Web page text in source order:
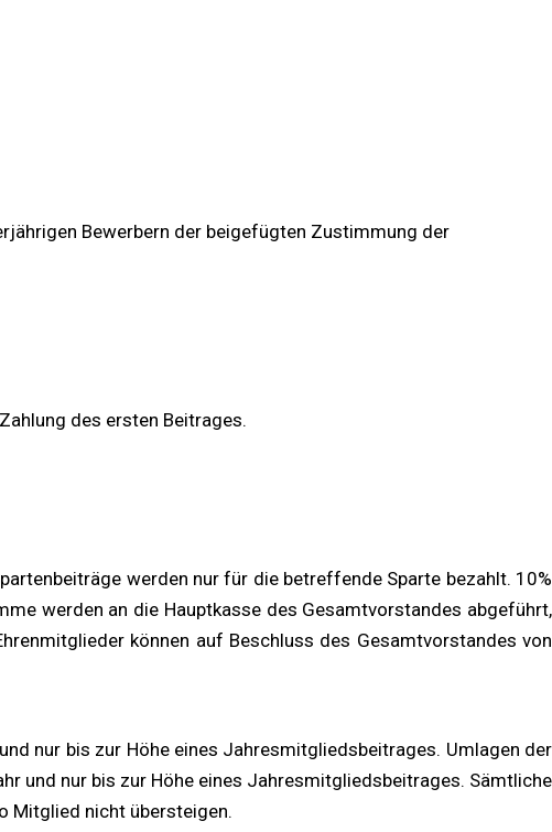
Bewerbern der beigefügten Zustimmung der
des ersten Beitrages.
werden nur für die betreffende Sparte bezahlt. 10%
werden an die Hauptkasse des Gesamtvorstandes abgeführt,
können auf Beschluss des Gesamtvorstandes von
nur bis zur Höhe eines Jahresmitgliedsbeitrages. Umlagen der
und nur bis zur Höhe eines Jahresmitgliedsbeitrages. Sämtliche
Mitglied nicht übersteigen.